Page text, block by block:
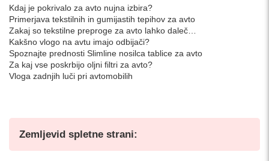
Kdaj je pokrivalo za avto nujna izbira?
Primerjava tekstilnih in gumijastih tepihov za avto
Zakaj so tekstilne preproge za avto lahko daleč…
Kakšno vlogo na avtu imajo odbijači?
Spoznajte prednosti Slimline nosilca tablice za avto
Za kaj vse poskrbijo oljni filtri za avto?
Vloga zadnjih luči pri avtomobilih
Zemljevid spletne strani: